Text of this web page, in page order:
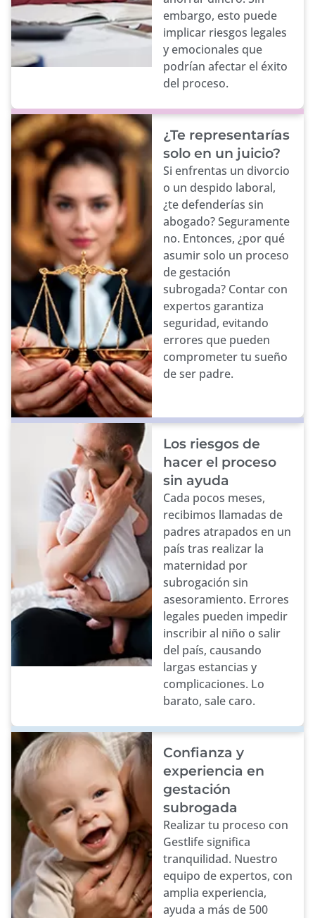
embargo, esto puede
implicar riesgos legales
y emocionales que
podrían afectar el éxito
del proceso.
¿Te representarías
solo en un juicio?
Si enfrentas un divorcio
o un despido laboral,
¿te defenderías sin
abogado? Seguramente
no. Entonces, ¿por qué
asumir solo un proceso
de gestación
subrogada? Contar con
expertos garantiza
seguridad, evitando
errores que pueden
comprometer tu sueño
de ser padre.
Los riesgos de
hacer el proceso
sin ayuda
Cada pocos meses,
recibimos llamadas de
padres atrapados en un
país tras realizar la
maternidad por
subrogación sin
asesoramiento. Errores
legales pueden impedir
inscribir al niño o salir
del país, causando
largas estancias y
complicaciones. Lo
barato, sale caro.
Confianza y
experiencia en
gestación
subrogada
Realizar tu proceso con
Gestlife significa
tranquilidad. Nuestro
equipo de expertos, con
amplia experiencia,
ayuda a más de 500